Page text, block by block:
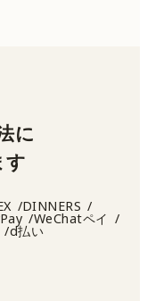
に
す
DINNERS
WeChatペイ
d払い